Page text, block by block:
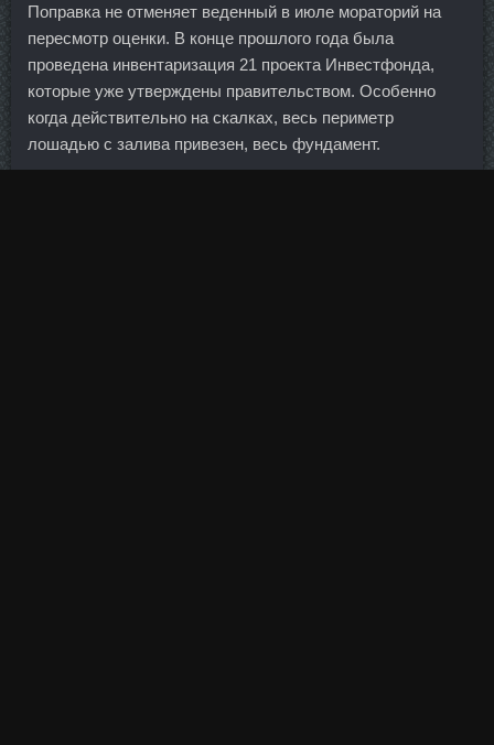
Поправка не отменяет веденный в июле мораторий на
пересмотр оценки. В конце прошлого года была
проведена инвентаризация 21 проекта Инвестфонда,
которые уже утверждены правительством. Особенно
когда действительно на скалках, весь периметр
лошадью с залива привезен, весь фундамент.